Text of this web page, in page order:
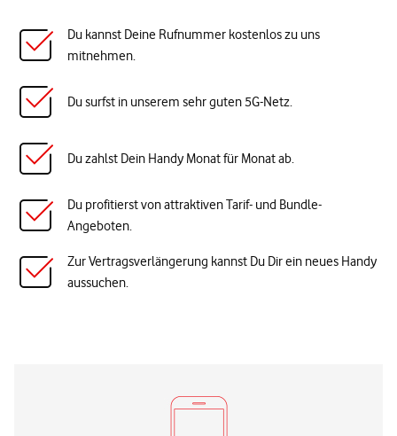
Du kannst Deine Rufnummer kostenlos zu uns
mitnehmen.
Du surfst in unserem sehr guten 5G-Netz.
Du zahlst Dein Handy Monat für Monat ab.
Du profitierst von attraktiven Tarif- und Bundle-
Angeboten.
Zur Vertragsverlängerung kannst Du Dir ein neues Handy
aussuchen.